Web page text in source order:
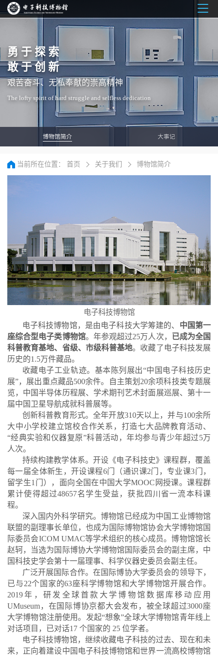
勇于探索
敢于创新
艰苦奋斗、无私奉献的崇高精神
The lofty spirit of hard struggle and selfless dedication
博物馆简介 大事记
当前所在位置： 首页 关于我们 博物馆简介
电子科技博物馆
电子科技博物馆 ，是由电子科技大学筹建的、 中国第一
座综合型电子类博物馆。年参观超过25万人次，
已成为全国
科普教育基地、省级、市级科普基地。收藏了电子科技发展
历史的1.5万件藏品。
收藏电子工业轨迹。基本陈列展出“中国电子科技历史
展”，展出重点藏品500余件。自主策划20余项科技类专题展
览，中国半导体历程展、学术期刊艺术封面展巡展、第十一
届中国卫星导航成就科普展等。
创新科普教育形式。全年开放310天以上，并与100余所
大中小学校建立馆校合作关系，打造七大品牌教育活动、
“经典实验和仪器复原”科普活动，年均参与青少年超过5万
人次。
持续构建教学体系。开设《电子科技史》课程群，覆盖
每一届全体新生，开设课程6门（通识课2门，专业课3门，
留学生1门），面向全国在中国大学MOOC网授课。课程群
累计使得超过48657名学生受益，获批四川省一流本科课
程。
深入国内外科学研究。博物馆已经成为中国工业博物馆
联盟的副理事长单位，也成为国际博物馆协会大学博物馆国
际委员会ICOM UMAC等学术组织的核心成员。博物馆馆长
赵轲，当选为国际博协大学博物馆国际委员会的副主席，中
国科技史学会第十一届理事、科学仪器史委员会副主任。
广泛开展国际合作。在国际博协大学委员会的领导下，
已与22个国家的63座科学博物馆和大学博物馆开展合作。
2019年，研发全球首款大学博物馆数据库移动应用
UMuseum，在国际博协京都大会发布，被全球超过3000座
大学博物馆注册使用。发起“想象”全球大学博物馆青年线上
对话项目，已对话17 个国家的 25 位学者。
电子科技博物馆，继续收藏电子科技的过去、现在和未
来，正向着建设中国电子科技博物馆和世界一流高校博物馆